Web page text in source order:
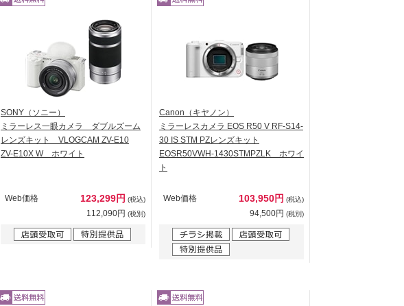
SONY（ソニー）
ミラーレス一眼カメラ ダブルズーム
レンズキット VLOGCAM ZV-E10
ZV-E10X W ホワイト
Web価格 123,299円 (税込)
112,090円 (税別)
Canon（キヤノン）
ミラーレスカメラ EOS R50 V RF-S14-
30 IS STM PZレンズキット
EOSR50VWH-1430STMPZLK ホワイ
ト
Web価格 103,950円 (税込)
94,500円 (税別)